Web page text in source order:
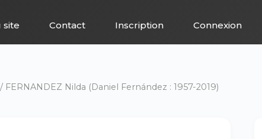
site Contact Inscription Connexion
/ FERNANDEZ Nilda (Daniel Fernández : 1957-2019)